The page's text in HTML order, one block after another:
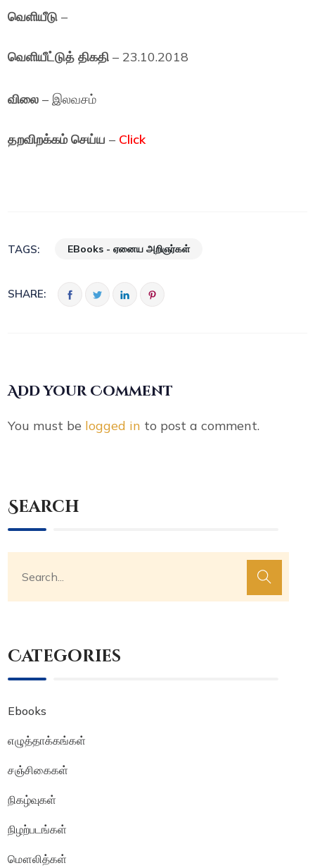
வெளியீடு –
வெளியீட்டுத் திகதி – 23.10.2018
விலை – இலவசம்
தறவிறக்கம் செய்ய – Click
TAGS: EBooks - ஏனைய அறிஞர்கள்
SHARE:
Add your Comment
You must be logged in to post a comment.
Search
Categories
Ebooks
எழுத்தாக்கங்கள்
சஞ்சிகைகள்
நிகழ்வுகள்
நிழற்படங்கள்
மௌலித்கள்